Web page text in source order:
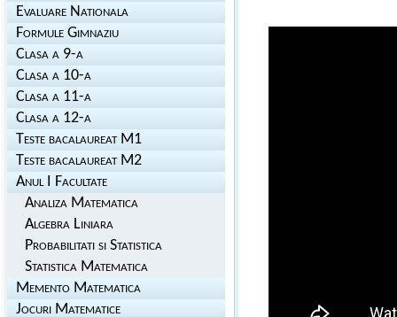
Evaluare Nationala
Formule Gimnaziu
Clasa a 9-a
Clasa a 10-a
Clasa a 11-a
Clasa a 12-a
Teste bacalaureat M1
Teste bacalaureat M2
Anul I Facultate
Analiza Matematica
Algebra Liniara
Probabilitati si Statistica
Statistica Matematica
Memento Matematica
Jocuri Matematice